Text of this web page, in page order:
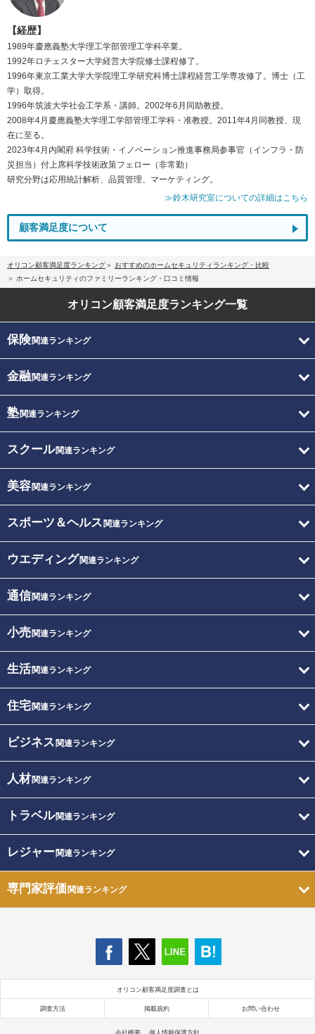
【経歴】
1989年慶應義塾大学理工学部管理工学科卒業。
1992年ロチェスター大学経営大学院修士課程修了。
1996年東京工業大学大学院理工学研究科博士課程経営工学専攻修了。博士（工
学）取得。
1996年筑波大学社会工学系・講師。2002年6月同助教授。
2008年4月慶應義塾大学理工学部管理工学科・准教授。2011年4月同教授、現
在に至る。
2023年4月内閣府 科学技術・イノベーション推進事務局参事官（インフラ・防
災担当）付上席科学技術政策フェロー（非常勤）
研究分野は応用統計解析、品質管理、マーケティング。
≫鈴木研究室についての詳細はこちら
顧客満足度について
オリコン顧客満足度ランキング
おすすめのホームセキュリティランキング・比較
ホームセキュリティのファミリーランキング・口コミ情報
オリコン顧客満足度ランキング一覧
保険関連ランキング
金融関連ランキング
塾関連ランキング
スクール関連ランキング
美容関連ランキング
スポーツ＆ヘルス 関連ランキング
ウエディング関連ランキング
通信関連ランキング
小売関連ランキング
生活関連ランキング
住宅関連ランキング
ビジネス 関連ランキング
人材関連ランキング
トラベル関連ランキング
レジャー関連ランキング
専門家評価関連ランキング
オリコン顧客満足度調査とは
調査方法 掲載規約 お問い合わせ
会社概要 個人情報保護方針